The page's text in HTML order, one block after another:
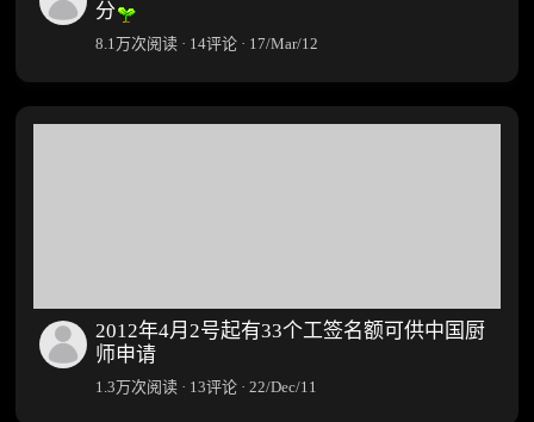
分
8.1万次阅读 · 14评论 · 17/Mar/12
2012年4月2号起有33个工签名额可供中国厨
师申请
1.3万次阅读 · 13评论 · 22/Dec/11